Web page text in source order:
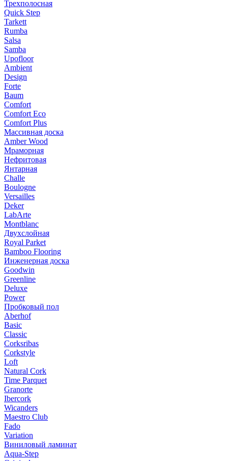
Трехполосная
Quick Step
Tarkett
Rumba
Salsa
Samba
Upofloor
Ambient
Design
Forte
Baum
Comfort
Comfort Eco
Comfort Plus
Массивная доска
Amber Wood
Мраморная
Нефритовая
Янтарная
Challe
Boulogne
Versailles
Deker
LabArte
Montblanc
Двухслойная
Royal Parket
Bamboo Flooring
Инженерная доска
Goodwin
Greenline
Deluxe
Power
Пробковый пол
Aberhof
Basic
Classic
Corksribas
Corkstyle
Loft
Natural Cork
Time Parquet
Granorte
Ibercork
Wicanders
Мaestro Club
Fado
Variation
Виниловый ламинат
Aqua-Step